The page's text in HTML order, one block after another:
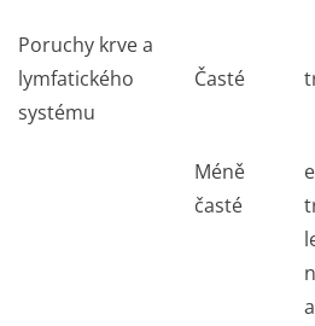
Poruchy krve a
lymfatického
systému
Časté
Méně
časté